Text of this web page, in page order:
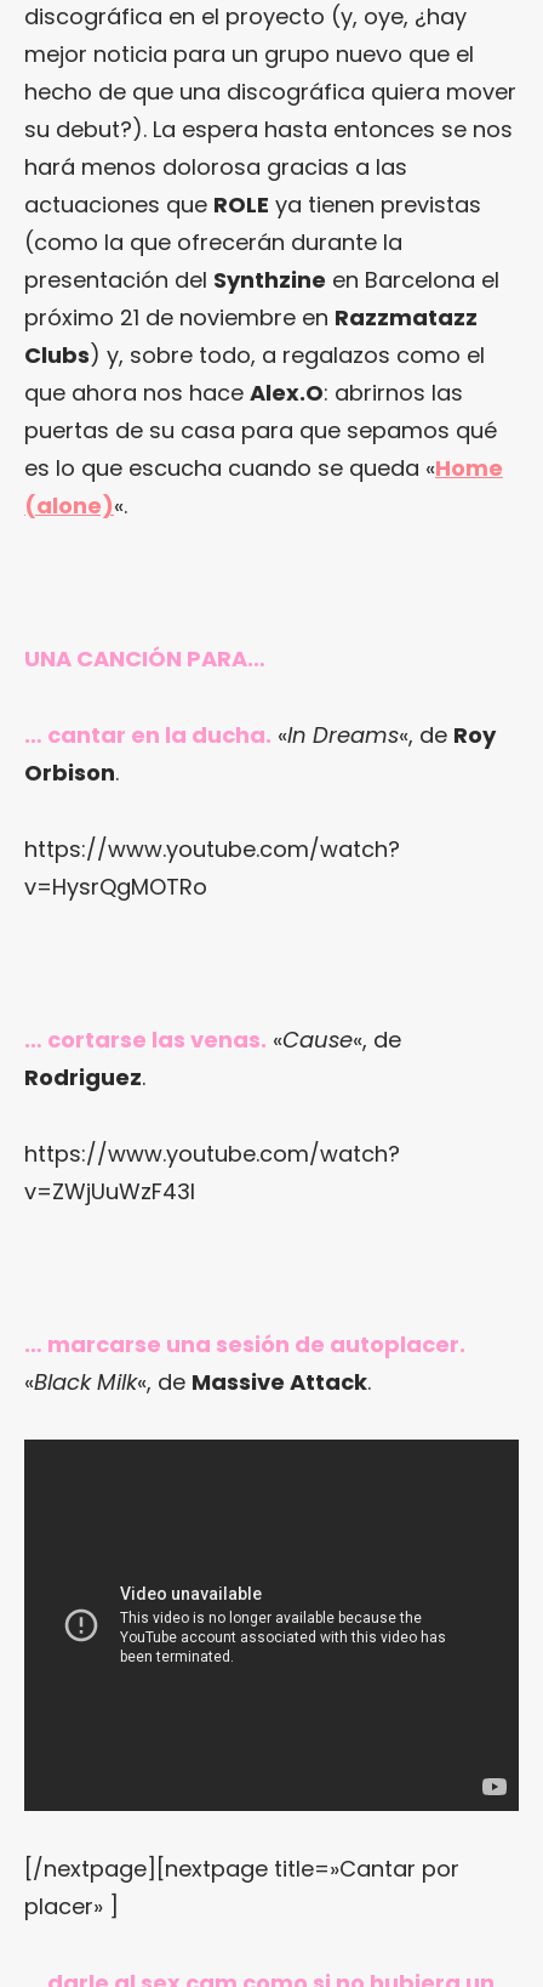
discográfica en el proyecto (y, oye, ¿hay
mejor noticia para un grupo nuevo que el
hecho de que una discográfica quiera mover
su debut?). La espera hasta entonces se nos
hará menos dolorosa gracias a las
actuaciones que ROLE ya tienen previstas
(como la que ofrecerán durante la
presentación del Synthzine en Barcelona el
próximo 21 de noviembre en Razzmatazz
Clubs) y, sobre todo, a regalazos como el
que ahora nos hace Alex.O: abrirnos las
puertas de su casa para que sepamos qué
es lo que escucha cuando se queda «Home
(alone)«.
UNA CANCIÓN PARA…
… cantar en la ducha. «In Dreams«, de Roy
Orbison.
https://www.youtube.com/watch?
v=HysrQgMOTRo
… cortarse las venas. «Cause«, de
Rodriguez.
https://www.youtube.com/watch?
v=ZWjUuWzF43I
… marcarse una sesión de autoplacer.
«Black Milk«, de Massive Attack.
[/nextpage][nextpage title=»Cantar por
placer» ]